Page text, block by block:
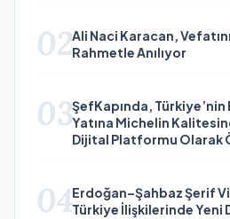
02Ali Naci Karacan,
Rahmetle Anılıyor
03ŞefKapında, Türkiye’nin
Yatına Michelin
Dijital Platformu Olarak
04Erdoğan–Şahbaz Şerif
Türkiye İlişkilerinde Yeni